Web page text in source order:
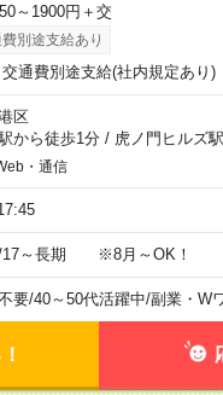
～1900円＋交
別途支給あり
交通費別途支給(社内規定あり)
区
から徒歩1分/ 虎ノ門ヒルズ
・通信
17～長期 ※8月～OK！
要/40～50代活躍中/副業・W